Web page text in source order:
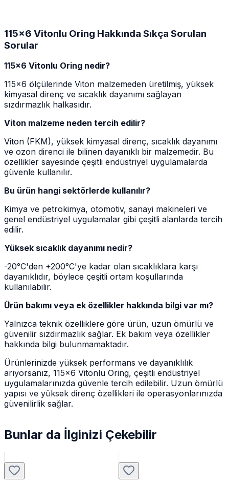
115x6 Vitonlu Oring Hakkında Sıkça Sorulan
Sorular
115x6 Vitonlu Oring nedir?
115x6 ölçülerinde Viton malzemeden üretilmiş, yüksek
kimyasal direnç ve sıcaklık dayanımı sağlayan
sızdırmazlık halkasıdır.
Viton malzeme neden tercih edilir?
Viton (FKM), yüksek kimyasal direnç, sıcaklık dayanımı
ve ozon direnci ile bilinen dayanıklı bir malzemedir. Bu
özellikler sayesinde çeşitli endüstriyel uygulamalarda
güvenle kullanılır.
Bu ürün hangi sektörlerde kullanılır?
Kimya ve petrokimya, otomotiv, sanayi makineleri ve
genel endüstriyel uygulamalar gibi çeşitli alanlarda tercih
edilir.
Yüksek sıcaklık dayanımı nedir?
-20°C'den +200°C'ye kadar olan sıcaklıklara karşı
dayanıklıdır, böylece çeşitli ortam koşullarında
kullanılabilir.
Ürün bakımı veya ek özellikler hakkında bilgi var mı?
Yalnızca teknik özelliklere göre ürün, uzun ömürlü ve
güvenilir sızdırmazlık sağlar. Ek bakım veya özellikler
hakkında bilgi bulunmamaktadır.
Ürünlerinizde yüksek performans ve dayanıklılık
arıyorsanız, 115x6 Vitonlu Oring, çeşitli endüstriyel
uygulamalarınızda güvenle tercih edilebilir. Uzun ömürlü
yapısı ve yüksek direnç özellikleri ile operasyonlarınızda
güvenilirlik sağlar.
Bunlar da İlginizi Çekebilir